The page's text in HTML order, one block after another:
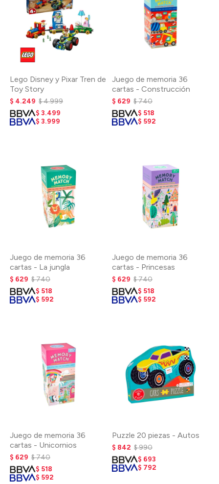
Lego Disney y Pixar Tren de
Toy Story
$ 4.249 $4.999
$ 3.499
$ 3.999
Juego de memoria 36
cartas - Construcción
$ 629 $740
$ 518
$ 592
Juego de memoria 36
cartas - La jungla
$ 629 $740
$ 518
$ 592
Juego de memoria 36
cartas - Princesas
$ 629 $740
$ 518
$ 592
Juego de memoria 36
cartas - Unicornios
$ 629 $740
$ 518
$ 592
Puzzle 20 piezas - Autos
$ 842 $990
$ 693
$ 792